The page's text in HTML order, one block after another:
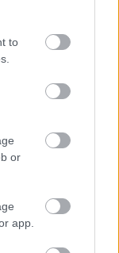
to
or
app.